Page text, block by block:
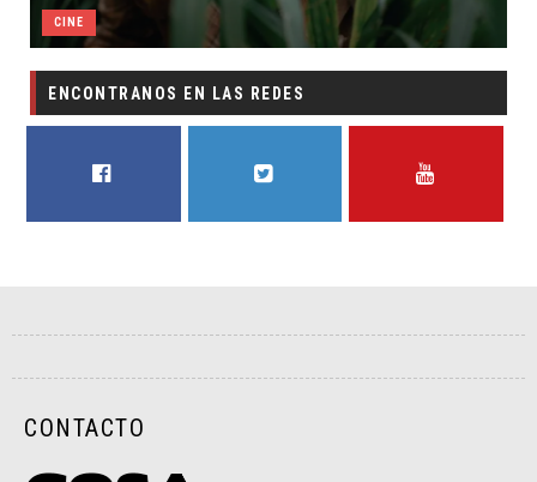
CINE
ENCONTRANOS EN LAS REDES
CONTACTO